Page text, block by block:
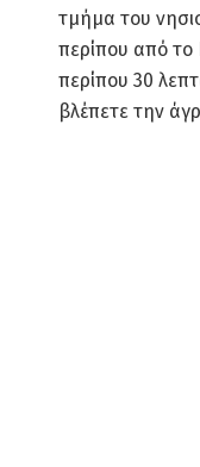
τμήμα του
περίπου από το
περίπου 30
βλέπετε την